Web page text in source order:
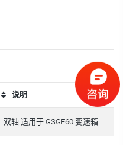
说明
双轴 适用于 GSGE60 变速箱